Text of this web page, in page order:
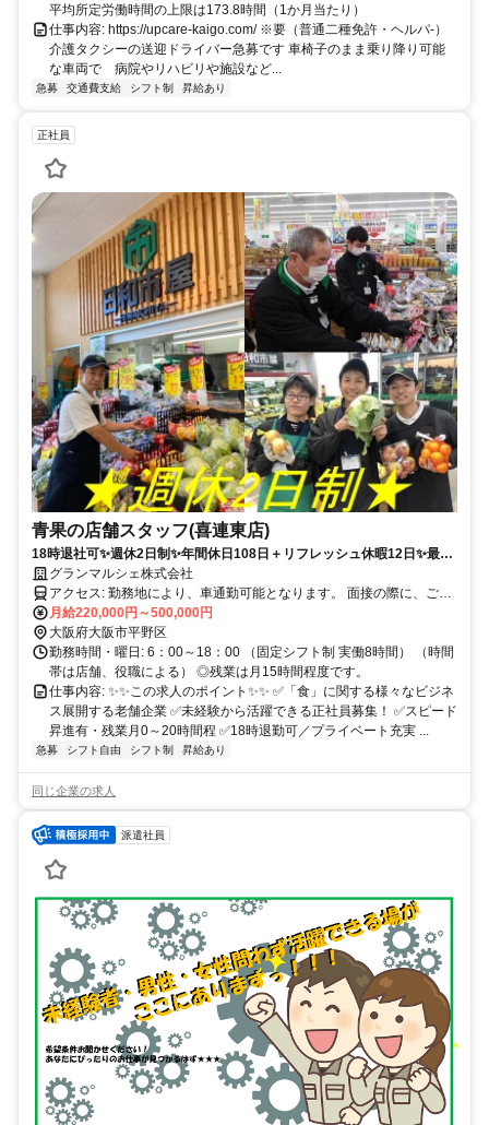
平均所定労働時間の上限は173.8時間（1か月当たり）
仕事内容: https://upcare-kaigo.com/ ※要（普通二種免許・ヘルパ-）
介護タクシーの送迎ドライバー急募です 車椅子のまま乗り降り可能
な車両で 病院やリハビリや施設など...
急募 交通費支給 シフト制 昇給あり
正社員
青果の店舗スタッフ(喜連東店)
18時退社可✨週休2日制✨年間休日108日＋リフレッシュ休暇12日✨最近
メディアでも注目を集める「業務スーパー」✨ココでしか味わえないキ
ャリアアップを✨
グランマルシェ株式会社
アクセス: 勤務地により、車通勤可能となります。 面接の際に、ご相
談くださいませ。
月給220,000円～500,000円
大阪府大阪市平野区
勤務時間・曜日: 6：00～18：00 （固定シフト制 実働8時間） （時間
帯は店舗、役職による） ◎残業は月15時間程度です。
仕事内容: ✨✨この求人のポイント✨✨ ✅「食」に関する様々なビジネ
ス展開する老舗企業 ✅未経験から活躍できる正社員募集！ ✅スピード
昇進有・残業月0～20時間程 ✅18時退勤可／プライベート充実 ...
急募 シフト自由 シフト制 昇給あり
同じ企業の求人
派遣社員